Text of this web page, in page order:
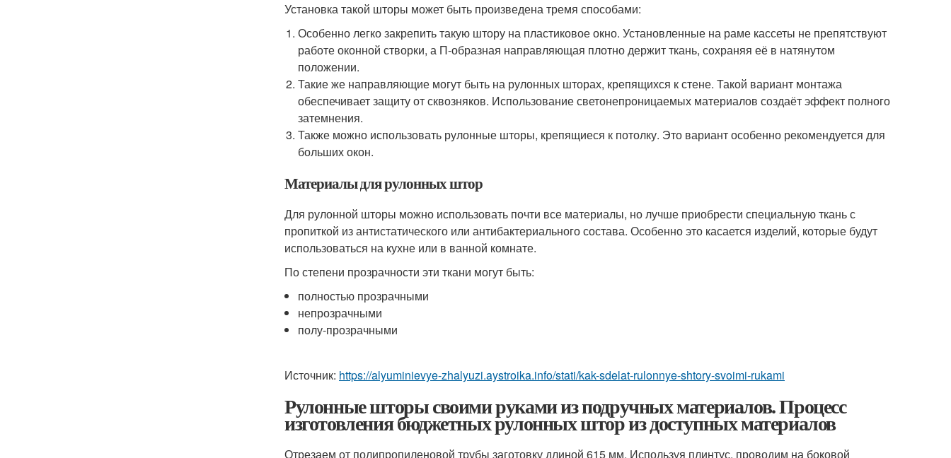
Установка такой шторы может быть произведена тремя способами:
Особенно легко закрепить такую штору на пластиковое окно. Установленные на раме кассеты не препятствуют
работе оконной створки, а П-образная направляющая плотно держит ткань, сохраняя её в натянутом
положении.
Такие же направляющие могут быть на рулонных шторах, крепящихся к стене. Такой вариант монтажа
обеспечивает защиту от сквозняков. Использование светонепроницаемых материалов создаёт эффект полного
затемнения.
Также можно использовать рулонные шторы, крепящиеся к потолку. Это вариант особенно рекомендуется для
больших окон.
Материалы для рулонных штор
Для рулонной шторы можно использовать почти все материалы, но лучше приобрести специальную ткань с
пропиткой из антистатического или антибактериального состава. Особенно это касается изделий, которые будут
использоваться на кухне или в ванной комнате.
По степени прозрачности эти ткани могут быть:
полностью прозрачными
непрозрачными
полу-прозрачными
Источник: https://alyuminievye-zhalyuzi.aystroika.info/stati/kak-sdelat-rulonnye-shtory-svoimi-rukami
Рулонные шторы своими руками из подручных материалов. Процесс
изготовления бюджетных рулонных штор из доступных материалов
Отрезаем от полипропиленовой трубы заготовку длиной 615 мм. Используя плинтус, проводим на боковой